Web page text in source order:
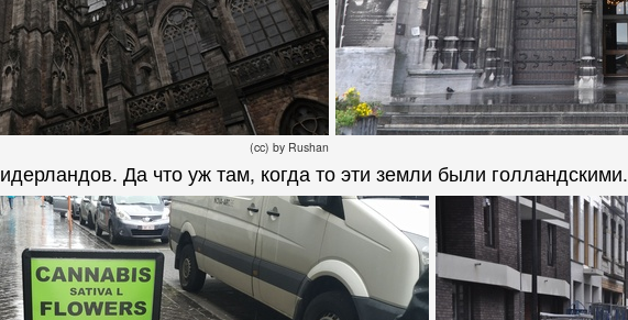
(cc) by Rushan
Да что уж там, когда то эти земли были голландскими.